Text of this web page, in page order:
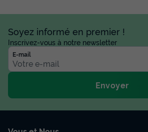
Soyez informé en premier !
Inscrivez-vous à notre newsletter
E-mail
Envoyer